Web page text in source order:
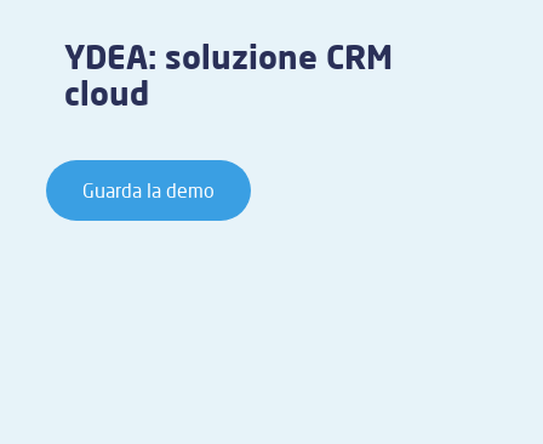
YDEA: soluzione CRM
cloud
Guarda la demo